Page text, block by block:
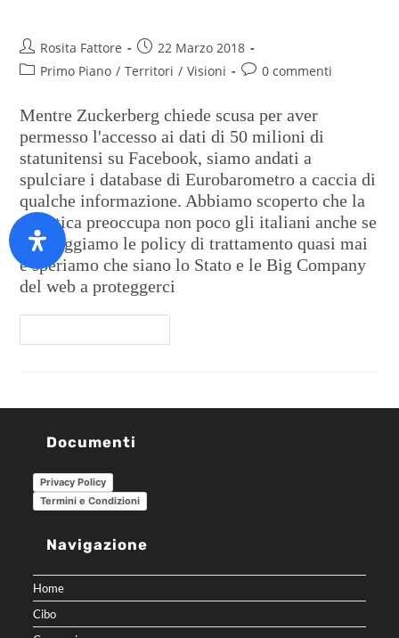
Rosita Fattore
22 Marzo 2018
Primo Piano / Territori / Visioni 0 commenti
Mentre Zuckerberg chiede scusa per aver
permesso l'accesso ai dati di 50 milioni di
statunitensi su Facebook, siamo andati a
spulciare i database di Eurobarometro a caccia di
qualche informazione. Abbiamo scoperto che la
tematica preoccupa non poco gli italiani anche se
non leggiamo le policy di trattamento quasi mai
e speriamo che siano lo Stato e le Big Company
del web a proteggerci
Documenti
Privacy Policy
Termini e Condizioni
Navigazione
Home
Cibo